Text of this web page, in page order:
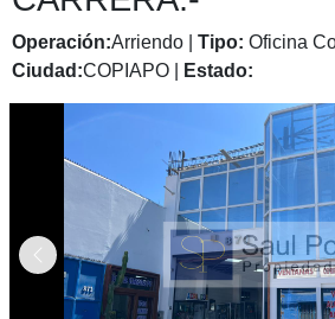
Operación:Arriendo Tipo: Oficina
Ciudad:COPIAPO Estado:
Anterior